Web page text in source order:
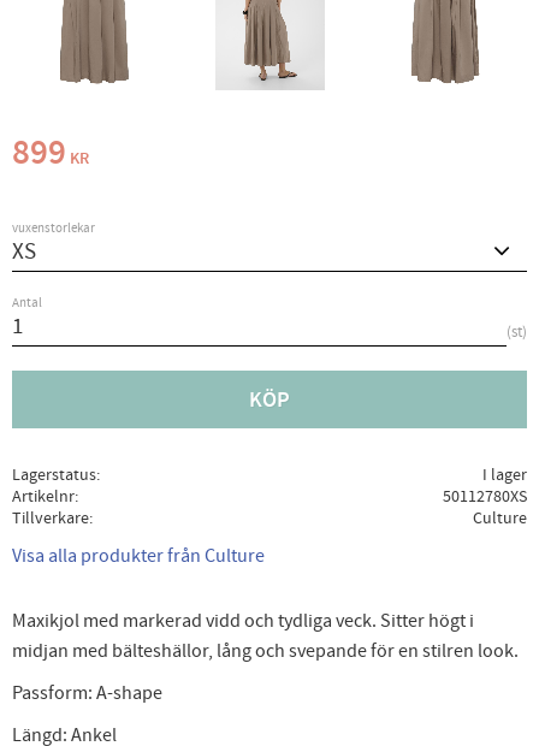
899 KR
vuxenstorlekar
Antal
st
KÖP
Lagerstatus
I lager
Artikelnr
50112780XS
Tillverkare
Culture
Visa alla produkter från Culture
Maxikjol med markerad vidd och tydliga veck. Sitter högt i
midjan med bälteshällor, lång och svepande för en stilren look.
Passform: A-shape
Längd: Ankel